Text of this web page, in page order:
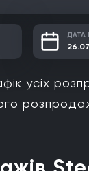
ДАТА
усіх